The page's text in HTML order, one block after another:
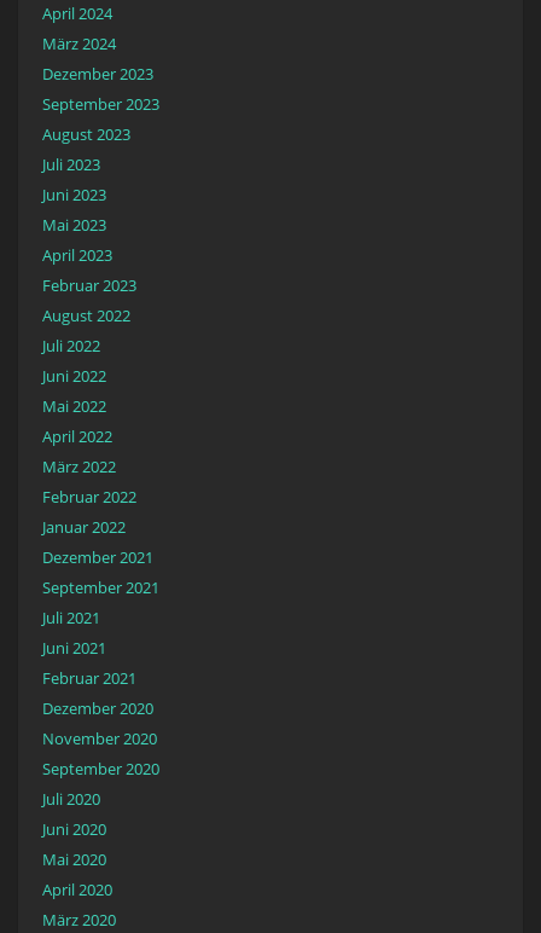
April 2024
März 2024
Dezember 2023
September 2023
August 2023
Juli 2023
Juni 2023
Mai 2023
April 2023
Februar 2023
August 2022
Juli 2022
Juni 2022
Mai 2022
April 2022
März 2022
Februar 2022
Januar 2022
Dezember 2021
September 2021
Juli 2021
Juni 2021
Februar 2021
Dezember 2020
November 2020
September 2020
Juli 2020
Juni 2020
Mai 2020
April 2020
März 2020